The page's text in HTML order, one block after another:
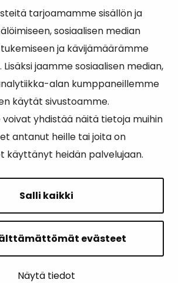
tarjoamamme sisällön ja
sosiaalisen median
ja kävijämäärämme
jaamme sosiaalisen median,
alan kumppaneillemme
käytät sivustoamme.
yhdistää näitä tietoja muihin
antanut heille tai joita on
käyttänyt heidän palvelujaan.
Salli kaikki
evästeet
Näytä tiedot
viranhaltijapäätökset ja
koronavirukseen liittyen